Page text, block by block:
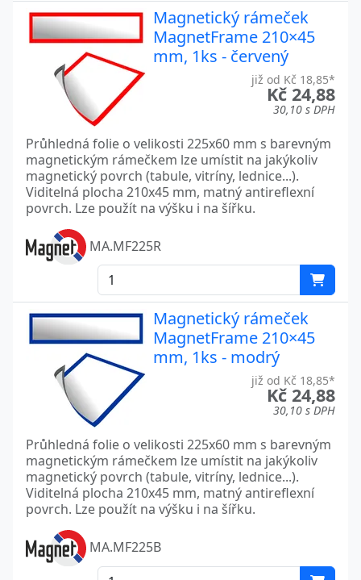
Magnetický rámeček
MagnetFrame 210×45
mm, 1ks - červený
již od Kč 18,85*
Kč 24,88
30,10 s DPH
Průhledná folie o velikosti 225x60 mm s barevným
magnetickým rámečkem lze umístit na jakýkoliv
magnetický povrch (tabule, vitríny, lednice...).
Viditelná plocha 210x45 mm, matný antireflexní
povrch. Lze použít na výšku i na šířku.
MA.MF225R
Magnetický rámeček
MagnetFrame 210×45
mm, 1ks - modrý
již od Kč 18,85*
Kč 24,88
30,10 s DPH
Průhledná folie o velikosti 225x60 mm s barevným
magnetickým rámečkem lze umístit na jakýkoliv
magnetický povrch (tabule, vitríny, lednice...).
Viditelná plocha 210x45 mm, matný antireflexní
povrch. Lze použít na výšku i na šířku.
MA.MF225B